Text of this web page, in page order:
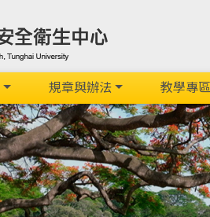
規章與辦法 教學專區